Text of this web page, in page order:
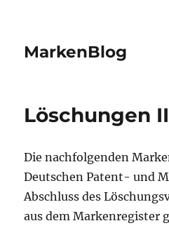
MarkenBlog
Löschungen
Die nachfolgenden
Deutschen Patent- und
Abschluss des
aus dem Markenregister